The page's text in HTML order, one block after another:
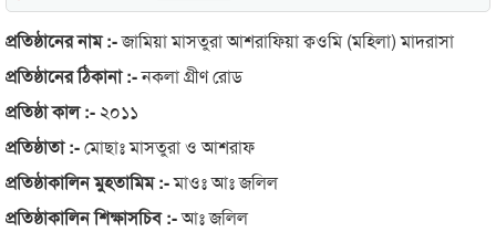
প্রতিষ্ঠানের নাম :-জামিয়া মাসতুরা আশরাফিয়া ক্বওমি (মহিলা) মাদরাসা
প্রতিষ্ঠানের ঠিকানা :-নকলা গ্রীণ রোড
প্রতিষ্ঠা কাল :- ২০১১
প্রতিষ্ঠাতা :-মোছাঃ মাসতুরা ও আশরাফ
প্রতিষ্ঠাকালিন মুহতামিম :-মাওঃ আঃ জলিল
প্রতিষ্ঠাকালিন শিক্ষাসচিব :-আঃ জলিল